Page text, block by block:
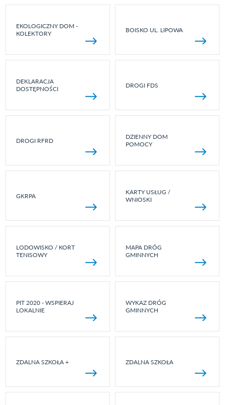
EKOLOGICZNY DOM -
KOLEKTORY
BOISKO UL. LIPOWA
DEKLARACJA
DOSTĘPNOŚCI
DROGI FDS
DROGI RFRD
DZIENNY DOM
POMOCY
GKRPA
KARTY USŁUG /
WNIOSKI
LODOWISKO / KORT
TENISOWY
MAPA DRÓG
GMINNYCH
PIT 2020 - WSPIERAJ
LOKALNIE
WYKAZ DRÓG
GMINNYCH
ZDALNA SZKOŁA + ZDALNA SZKOŁA